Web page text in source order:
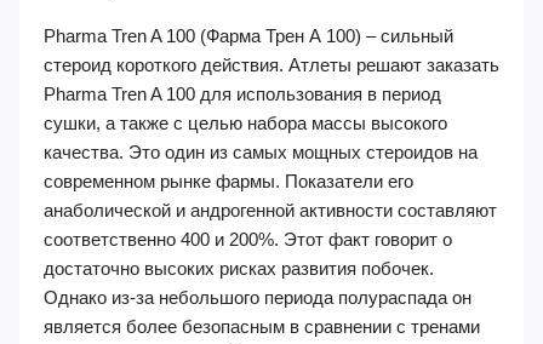
Pharma Tren A 100 (Фарма Трен А 100) – сильный
стероид короткого действия. Атлеты решают заказать
Pharma Tren A 100 для использования в период
сушки, а также с целью набора массы высокого
качества. Это один из самых мощных стероидов на
современном рынке фармы. Показатели его
анаболической и андрогенной активности составляют
соответственно 400 и 200%. Этот факт говорит о
достаточно высоких рисках развития побочек.
Однако из-за небольшого периода полураспада он
является более безопасным в сравнении с тренами